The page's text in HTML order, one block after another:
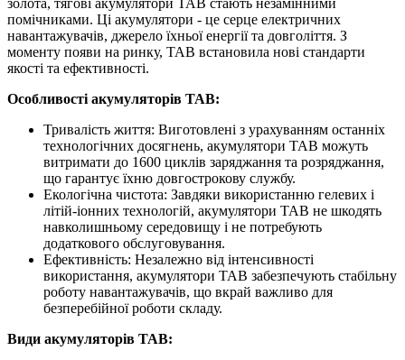
помічниками. Ці акумулятори - це серце електричних
навантажувачів, джерело їхньої енергії та довголіття. З
моменту появи на ринку, TAB встановила нові стандарти
якості та ефективності.
Особливості акумуляторів TAB:
Тривалість життя: Виготовлені з урахуванням останніх
технологічних досягнень, акумулятори TAB можуть
витримати до 1600 циклів заряджання та розряджання,
що гарантує їхню довгострокову службу.
Екологічна чистота: Завдяки використанню гелевих і
літій-іонних технологій, акумулятори TAB не шкодять
навколишньому середовищу і не потребують
додаткового обслуговування.
Ефективність: Незалежно від інтенсивності
використання, акумулятори TAB забезпечують стабільну
роботу навантажувачів, що вкрай важливо для
безперебійної роботи складу.
Види акумуляторів TAB: